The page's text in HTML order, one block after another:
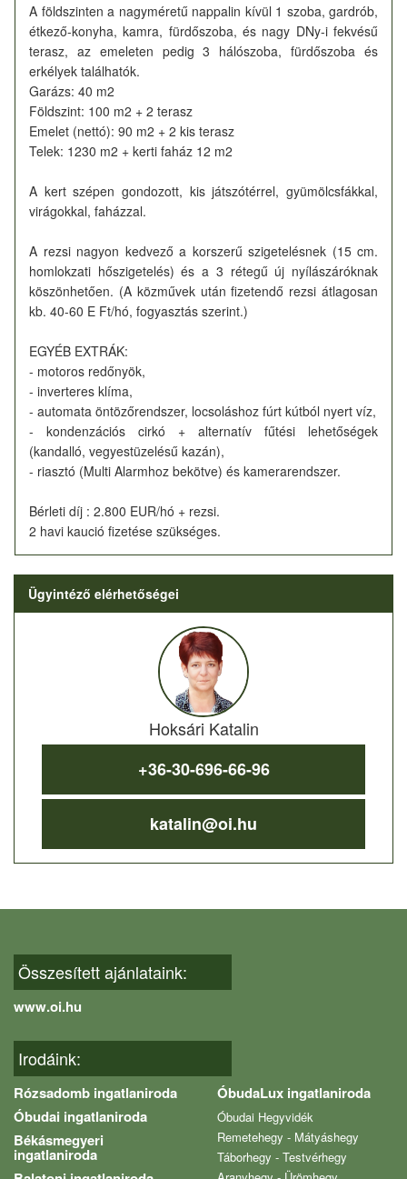
A földszinten a nagyméretű nappalin kívül 1 szoba, gardrób,
étkező-konyha, kamra, fürdőszoba, és nagy DNy-i fekvésű
terasz, az emeleten pedig 3 hálószoba, fürdőszoba és
erkélyek találhatók.
Garázs: 40 m2
Földszint: 100 m2 + 2 terasz
Emelet (nettó): 90 m2 + 2 kis terasz
Telek: 1230 m2 + kerti faház 12 m2
A kert szépen gondozott, kis játszótérrel, gyümölcsfákkal,
virágokkal, faházzal.
A rezsi nagyon kedvező a korszerű szigetelésnek (15 cm.
homlokzati hőszigetelés) és a 3 rétegű új nyílászáróknak
köszönhetően. (A közművek után fizetendő rezsi átlagosan
kb. 40-60 E Ft/hó, fogyasztás szerint.)
EGYÉB EXTRÁK:
- motoros redőnyök,
- inverteres klíma,
- automata öntözőrendszer, locsoláshoz fúrt kútból nyert víz,
- kondenzációs cirkó + alternatív fűtési lehetőségek
(kandalló, vegyestüzelésű kazán),
- riasztó (Multi Alarmhoz bekötve) és kamerarendszer.
Bérleti díj : 2.800 EUR/hó + rezsi.
2 havi kaució fizetése szükséges.
Ügyintéző elérhetőségei
Hoksári Katalin
+36-30-696-66-96
katalin@oi.hu
Összesített ajánlataink:
www.oi.hu
Irodáink:
Rózsadomb ingatlaniroda
Óbudai ingatlaniroda
Békásmegyeri
ingatlaniroda
ÓbudaLux ingatlaniroda
Óbudai Hegyvidék
Remetehegy - Mátyáshegy
Táborhegy - Testvérhegy